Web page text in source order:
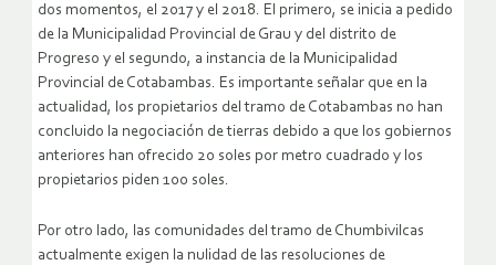
dos momentos, el 2017 y el 2018. El primero, se inicia a pedido
de la Municipalidad Provincial de Grau y del distrito de
Progreso y el segundo, a instancia de la Municipalidad
Provincial de Cotabambas. Es importante señalar que en la
actualidad, los propietarios del tramo de Cotabambas no han
concluido la negociación de tierras debido a que los gobiernos
anteriores han ofrecido 20 soles por metro cuadrado y los
propietarios piden 100 soles.
Por otro lado, las comunidades del tramo de Chumbivilcas
actualmente exigen la nulidad de las resoluciones de